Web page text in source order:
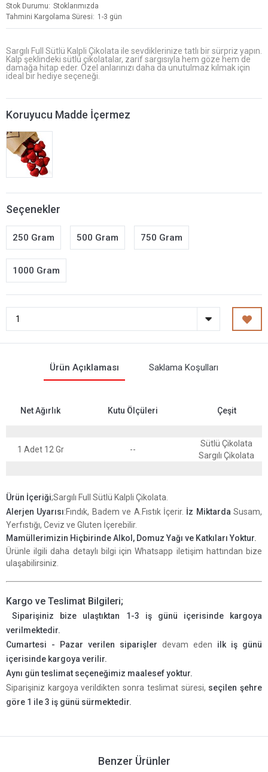
Stok Durumu
Stoklarımızda
Tahmini Kargolama Süresi
1-3 gün
Sargılı Full Sütlü Kalpli Çikolata ile sevdiklerinize tatlı bir sürpriz yapın.
Kalp şeklindeki sütlü çikolatalar, zarif sargısıyla hem göze hem de
damağa hitap eder. Özel anlarınızı daha da unutulmaz kılmak için
ideal bir hediye seçeneği.
Koruyucu Madde İçermez
Seçenekler
250 Gram 500 Gram 750 Gram
1000 Gram
Ürün Açıklaması Saklama Koşulları
Net Ağırlık Kutu Ölçüleri Çeşit
1 Adet 12 Gr --
Sütlü Çikolata
Sargılı Çikolata
Ürün İçeriği;Sargılı Full Sütlü Kalpli Çikolata.
Alerjen Uyarısı:Fındık, Badem ve A.Fıstık İçerir. İz Miktarda Susam,
Yerfıstığı, Ceviz ve Gluten İçerebilir.
Mamüllerimizin Hiçbirinde Alkol, Domuz Yağı ve Katkıları Yoktur.
Ürünle ilgili daha detaylı bilgi için Whatsapp iletişim hattından bize
ulaşabilirsiniz.
Kargo ve Teslimat Bilgileri;
Siparişiniz bize ulaştıktan 1-3 iş günü içerisinde kargoya
verilmektedir.
Cumartesi - Pazar verilen siparişler devam eden ilk iş günü
içerisinde kargoya verilir.
Aynı gün teslimat seçeneğimiz maalesef yoktur.
Siparişiniz kargoya verildikten sonra teslimat süresi, seçilen şehre
göre 1 ile 3 iş günü sürmektedir.
Benzer Ürünler